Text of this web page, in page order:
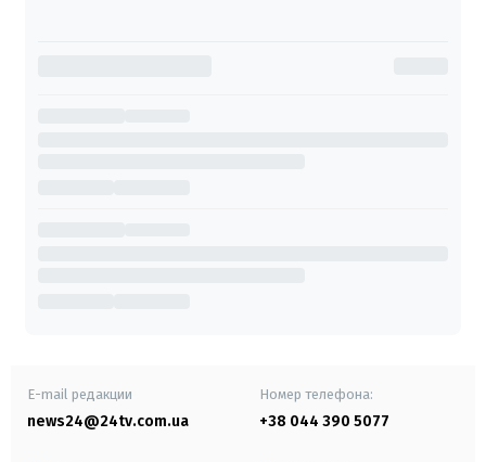
E-mail редакции
news24@24tv.com.ua
Номер телефона:
+38 044 390 5077